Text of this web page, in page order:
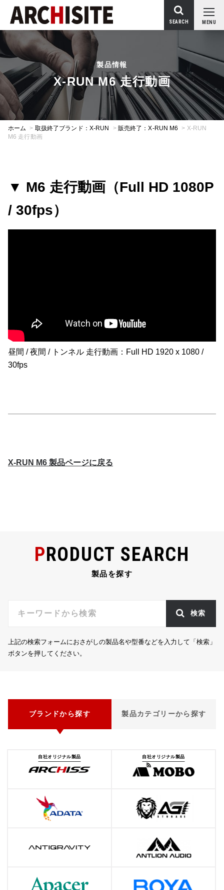
MENU
SEARCH
製品情報
X-RUN M6 走行動画
ホーム > 取扱終了ブランド：X-RUN > 販売終了：X-RUN M6 > X-RUN
M6 走行動画
▼ M6 走行動画（Full HD 1080P
/ 30fps）
昼間 / 夜間 / トンネル 走行動画：Full HD 1920 x 1080 /
30fps
X-RUN M6 製品ページに戻る
PRODUCT SEARCH
製品を探す
検索
上記の検索フォームにおさがしの製品名や型番などを入力して「検索」
ボタンを押してください。
ブランドから探す 製品カテゴリーから探す
自社オリジナル製品 自社オリジナル製品